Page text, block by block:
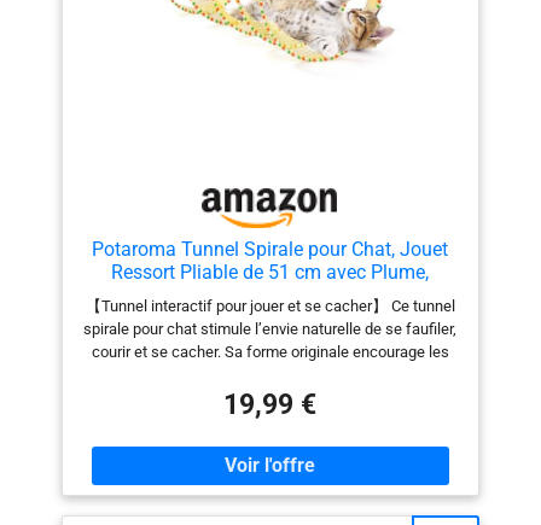
Potaroma Tunnel Spirale pour Chat, Jouet
Ressort Pliable de 51 cm avec Plume,
Clochette et Oiseau à l’Herbe à Chat, Tunnel
de Jeu pour Chatons et Chats d’Intérieur
【Tunnel interactif pour jouer et se cacher】 Ce tunnel
spirale pour chat stimule l’envie naturelle de se faufiler,
courir et se cacher. Sa forme originale encourage les
chatons curieux et les chats actifs qui ont besoin de se
dépenser à la maison. 【Accessoires stimulants pour
attirer le chat】 Équipé d’un oiseau avec herbe à chat,
de plumes et d’une clochette, ce jouet attire facilement
l’attention du chat. Les petits mouvements et les sons
légers aident à éveiller son instinct de chasse et à
19,99 €